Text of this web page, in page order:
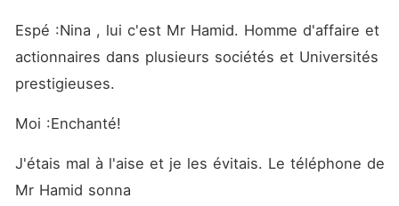
Espé :Nina , lui c'est Mr Hamid. Homme d'affaire et
actionnaires dans plusieurs sociétés et Universités
prestigieuses.
Moi :Enchanté!
J'étais mal à l'aise et je les évitais. Le téléphone de
Mr Hamid sonna